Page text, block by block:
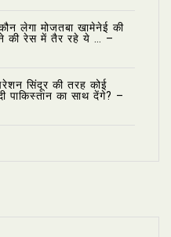
लेगा मोजतबा खामेनेई की
की रेस में तैर रहे ये … –
सिंदूर की तरह कोई
पाकिस्तान का साथ देंगे? –